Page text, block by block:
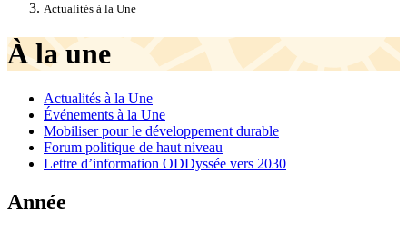
Actualités à la Une
À la une
Actualités à la Une
Événements à la Une
Mobiliser pour le développement durable
Forum politique de haut niveau
Lettre d’information ODDyssée vers 2030
Année